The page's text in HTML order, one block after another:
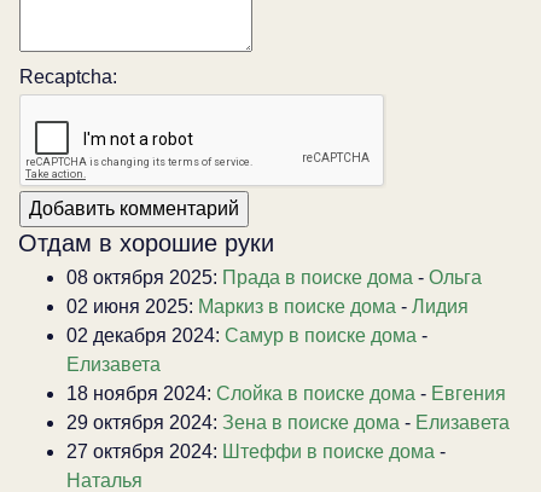
Recaptcha:
Отдам в хорошие руки
08 октября 2025: Прада в поиске дома - Ольга
02 июня 2025: Маркиз в поиске дома - Лидия
02 декабря 2024: Самур в поиске дома -
Елизавета
18 ноября 2024: Слойка в поиске дома - Евгения
29 октября 2024: Зена в поиске дома - Елизавета
27 октября 2024: Штеффи в поиске дома -
Наталья